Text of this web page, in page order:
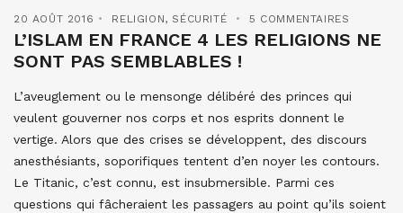
20 AOÛT 2016 RELIGION, SÉCURITÉ 5 COMMENTAIRES
L’ISLAM EN FRANCE 4 LES RELIGIONS NE
SONT PAS SEMBLABLES !
L’aveuglement ou le mensonge délibéré des princes qui
veulent gouverner nos corps et nos esprits donnent le
vertige. Alors que des crises se développent, des discours
anesthésiants, soporifiques tentent d’en noyer les contours.
Le Titanic, c’est connu, est insubmersible. Parmi ces
questions qui fâcheraient les passagers au point qu’ils soient